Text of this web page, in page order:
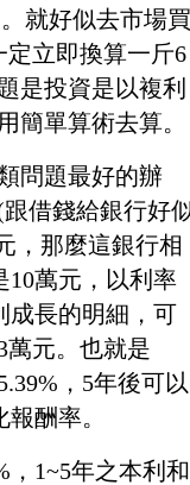
就好似去市場買
定立即換算一斤6
是投資是以複利
簡單算術去算。
問題最好的辦
借錢給銀行好
，那麼這銀行相
10萬元，以利率
成長的明細，可
萬元。也就是
，5年後可以
酬率。
，1~5年之本利和